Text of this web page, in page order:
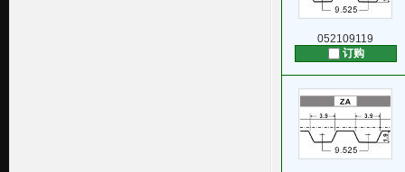
订购
052109119